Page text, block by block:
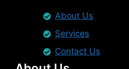
About Us
Services
Contact Us